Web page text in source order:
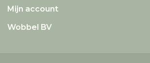
Mijn account
Wobbel BV